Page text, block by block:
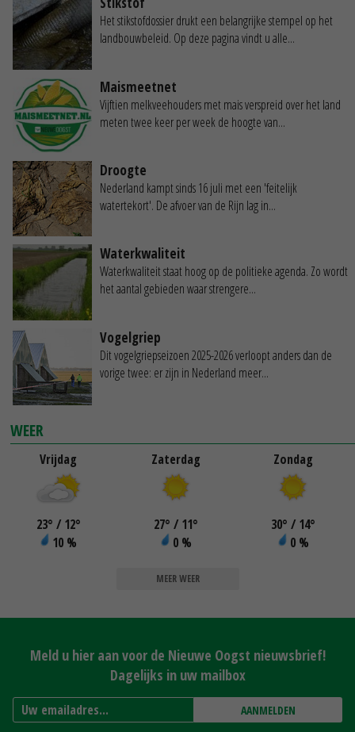
Het stikstofdossier drukt een belangrijke stempel op het
landbouwbeleid. Op deze pagina vindt u alle...
Maismeetnet
Vijftien melkveehouders met mais verspreid over het land
meten twee keer per week de hoogte van...
Droogte
Nederland kampt sinds 16 juli met een 'feitelijk
watertekort'. De afvoer van de Rijn lag in...
Waterkwaliteit
Waterkwaliteit staat hoog op de politieke agenda. Zo wordt
het aantal gebieden waar strengere...
Vogelgriep
Dit vogelgriepseizoen 2025-2026 verloopt anders dan de
vorige twee: er zijn in Nederland meer...
WEER
Vrijdag
23° / 12°
10 %
Zaterdag
27° / 11°
0 %
Zondag
30° / 14°
0 %
MEER WEER
Meld u hier aan voor de Nieuwe Oogst nieuwsbrief!
Dagelijks in uw mailbox
AANMELDEN